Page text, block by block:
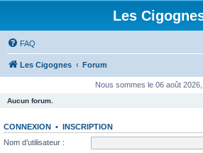
Les
FAQ
Les Cigognes Forum
Nous sommes le 06 août
Aucun forum.
CONNEXION • INSCRIPTION
Nom d’utilisateur :